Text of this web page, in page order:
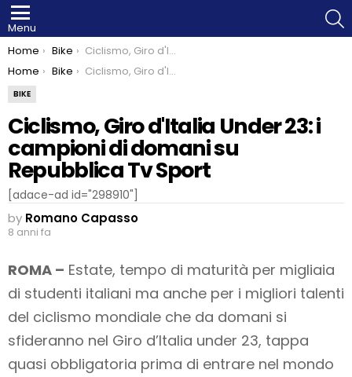
Menu
You are here:
Home Bike
Ciclismo, Giro d'Italia Under 23: i campioni di domani su Repubblica Tv Sport
You are here:
Home Bike Ciclismo, Giro d'Italia Under 23: i campioni di domani su Repubblica Tv Sport
BIKE
Ciclismo, Giro d'Italia Under 23: i
campioni di domani su
Repubblica Tv Sport
[adace-ad id="298910"]
by Romano Capasso
8 anni fa
ROMA – Estate, tempo di maturità per migliaia
di studenti italiani ma anche per i migliori talenti
del ciclismo mondiale che da domani si
sfideranno nel Giro d’Italia under 23, tappa
quasi obbligatoria prima di entrare nel mondo